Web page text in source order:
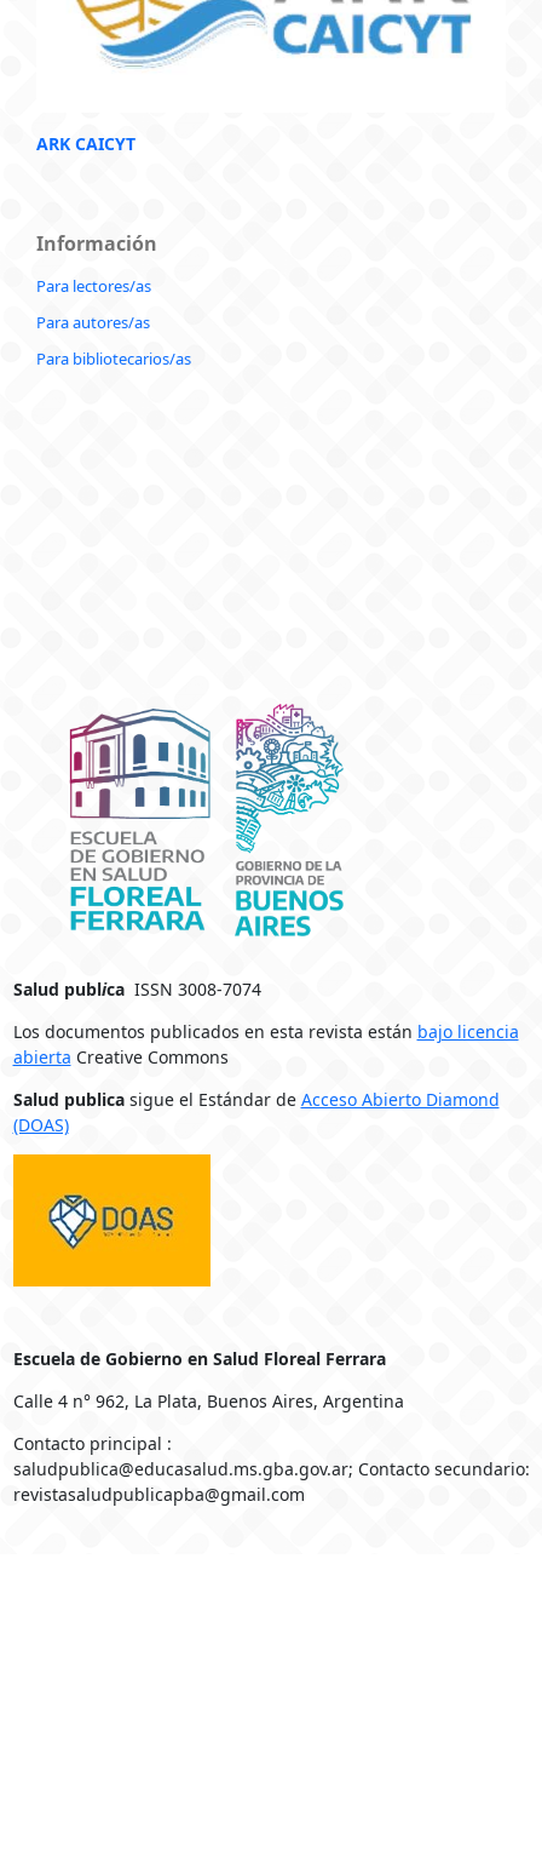
ARK CAICYT
Información
Para lectores/as
Para autores/as
Para bibliotecarios/as
Salud publicaISSN 3008-7074
Los documentos publicados en esta revista están bajo licencia
abierta Creative Commons
Salud publicasigue el Estándar de Acceso Abierto Diamond
(DOAS)
Escuela de Gobierno en Salud Floreal Ferrara
Calle 4 n° 962, La Plata, Buenos Aires, Argentina
Contacto principal :
saludpublica@educasalud.ms.gba.gov.ar; Contacto secundario:
revistasaludpublicapba@gmail.com